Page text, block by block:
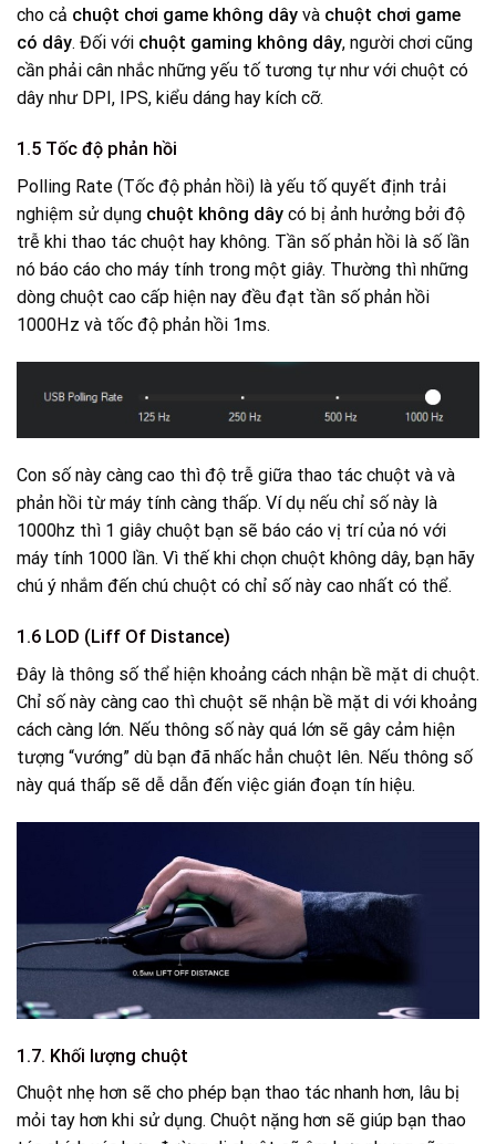
cho cả chuột chơi game không dây và chuột chơi game
có dây. Đối với chuột gaming không dây, người chơi cũng
cần phải cân nhắc những yếu tố tương tự như với chuột có
dây như DPI, IPS, kiểu dáng hay kích cỡ.
1.5 Tốc độ phản hồi
Polling Rate (Tốc độ phản hồi) là yếu tố quyết định trải
nghiệm sử dụng chuột không dây có bị ảnh hưởng bởi độ
trễ khi thao tác chuột hay không. Tần số phản hồi là số lần
nó báo cáo cho máy tính trong một giây. Thường thì những
dòng chuột cao cấp hiện nay đều đạt tần số phản hồi
1000Hz và tốc độ phản hồi 1ms.
Con số này càng cao thì độ trễ giữa thao tác chuột và và
phản hồi từ máy tính càng thấp. Ví dụ nếu chỉ số này là
1000hz thì 1 giây chuột bạn sẽ báo cáo vị trí của nó với
máy tính 1000 lần. Vì thế khi chọn chuột không dây, bạn hãy
chú ý nhắm đến chú chuột có chỉ số này cao nhất có thể.
1.6 LOD (Liff Of Distance)
Đây là thông số thể hiện khoảng cách nhận bề mặt di chuột.
Chỉ số này càng cao thì chuột sẽ nhận bề mặt di với khoảng
cách càng lớn. Nếu thông số này quá lớn sẽ gây cảm hiện
tượng “vướng” dù bạn đã nhấc hẳn chuột lên. Nếu thông số
này quá thấp sẽ dễ dẫn đến việc gián đoạn tín hiệu.
1.7. Khối lượng chuột
Chuột nhẹ hơn sẽ cho phép bạn thao tác nhanh hơn, lâu bị
mỏi tay hơn khi sử dụng. Chuột nặng hơn sẽ giúp bạn thao